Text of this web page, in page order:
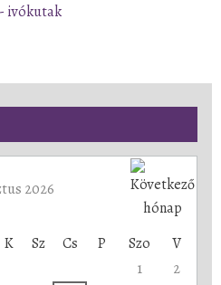
ivókutak
2026
K Sz Cs P Szo
V
1
2